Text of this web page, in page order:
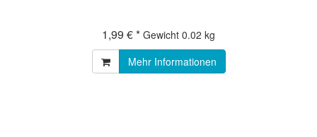
1,99 € * Gewicht 0.02 kg
Mehr Informationen